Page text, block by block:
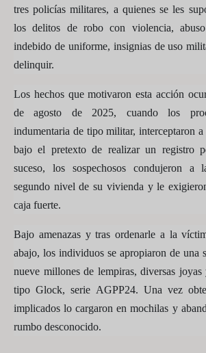
tres policías militares, a quienes se les
los delitos de robo con violencia,
indebido de uniforme, insignias de uso
delinquir.
Los hechos que motivaron esta acción
de agosto de 2025, cuando los
indumentaria de tipo militar, interceptaron
bajo el pretexto de realizar un registro
suceso, los sospechosos condujeron
segundo nivel de su vivienda y le
caja fuerte.
Bajo amenazas y tras ordenarle a la
abajo, los individuos se apropiaron de una
nueve millones de lempiras, diversas
tipo Glock, serie AGPP24. Una vez
implicados lo cargaron en mochilas y
rumbo desconocido.